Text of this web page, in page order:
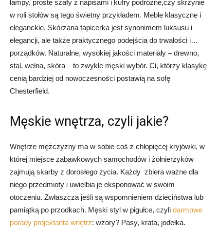
lampy, proste szafy z napisami i kufry podróżne,czy skrzynie
w roli stołów są tego świetny przykładem. Meble klasyczne i
eleganckie. Skórzana tapicerka jest synonimem luksusu i
elegancji, ale także praktycznego podejścia do trwałości i…
porządków. Naturalne, wysokiej jakości materiały – drewno,
stal, wełna, skóra – to zwykle męski wybór. Ci, którzy klasykę
cenią bardziej od nowoczesności postawią na sofę
Chesterfield.
Męskie wnętrza, czyli jakie?
Wnętrze mężczyzny ma w sobie coś z chłopięcej kryjówki, w
której miejsce zabawkowych samochodów i żołnierzyków
zajmują skarby z dorosłego życia. Każdy zbiera ważne dla
niego przedmioty i uwielbia je eksponować w swoim
otoczeniu. Zwłaszcza jeśli są wspomnieniem dzieciństwa lub
pamiątką po przodkach. Męski styl w pigułce, czyli darmowe
porady projektanta wnętrz: wzory? Pasy, krata, jodełka.